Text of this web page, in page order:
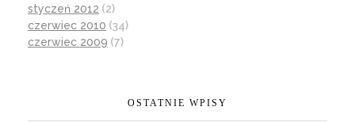
styczeń 2012 (2)
czerwiec 2010 (34)
czerwiec 2009 (7)
OSTATNIE WPISY